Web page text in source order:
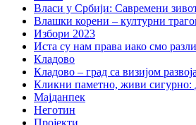
Власи у Србији: Савремени
Влашки корени – културни
Избори 2023
Иста су нам права иако смо
Кладово
Кладово – град са визијом
Кликни паметно, живи сигурно:
Мајданпек
Неготин
Пројекти